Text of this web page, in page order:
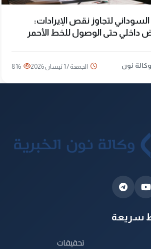
لتجاوز نقص الإيرادات:
داخلي حتى الوصول للخط الأحمر
وكالة نون الجمعة 17 نيسان 2026 816
سريعة
تحقيقات